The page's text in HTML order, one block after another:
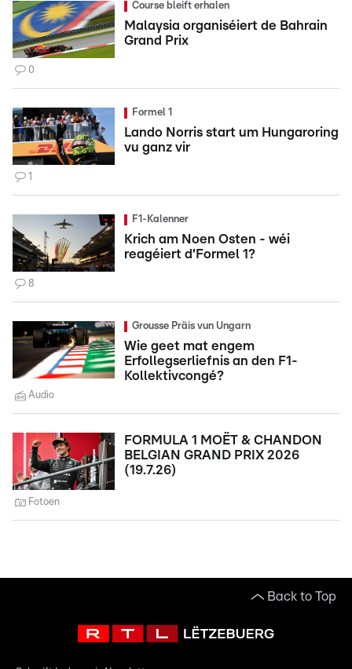
Course bleift erhalen
Malaysia organiséiert de Bahrain
Grand Prix
0
Formel 1
Lando Norris start um Hungaroring
vu ganz vir
1
F1-Kalenner
Krich am Noen Osten - wéi
reagéiert d'Formel 1?
8
Grousse Präis vun Ungarn
Wie geet mat engem
Erfollegserliefnis an den F1-
Kollektivcongé?
Audio
FORMULA 1 MOËT & CHANDON
BELGIAN GRAND PRIX 2026
(19.7.26)
Fotoen
Back to Top